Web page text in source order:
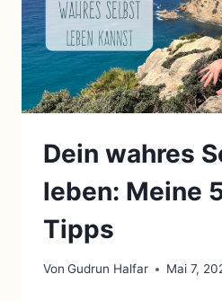
Dein wahres
leben: Meine
Tipps
Von Gudrun Halfar Mai 7,